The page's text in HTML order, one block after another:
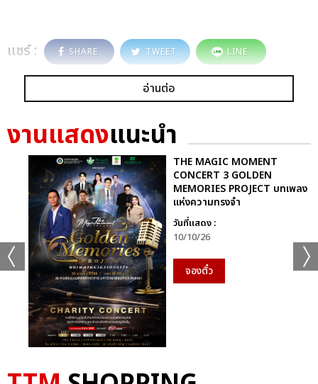
แชร์ : SHARE TWEET LINE
อ่านต่อ
งานแสดงแนะนำ
THE MAGIC MOMENT
CONCERT 3 GOLDEN
MEMORIES PROJECT บทเพลง
แห่งความทรงจำ
วันที่แสดง :
10/10/26
จองตั๋ว